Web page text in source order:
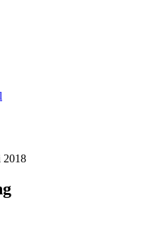
2018